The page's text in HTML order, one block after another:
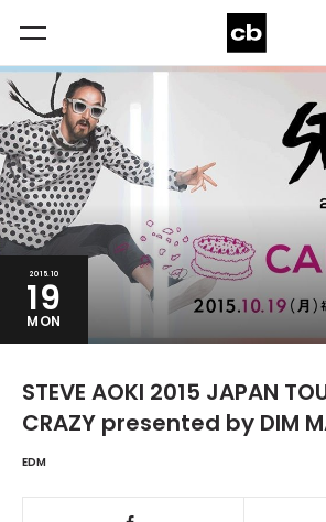
2015.10
19
MON
STEVE AOKI 2015 JAPAN
CRAZY presented by DIM
EDM